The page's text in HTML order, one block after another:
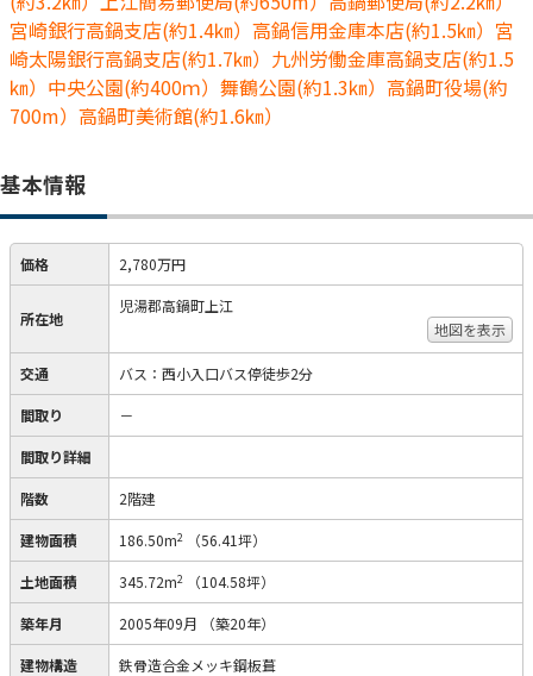
宮崎銀行高鍋支店(約1.4㎞）高鍋信用金庫本店(約1.5㎞）宮
崎太陽銀行高鍋支店(約1.7㎞）九州労働金庫高鍋支店(約1.5
㎞）中央公園(約400ｍ）舞鶴公園(約1.3㎞）高鍋町役場(約
700m）高鍋町美術館(約1.6㎞）
基本情報
価格 2,780万円
所在地
児湯郡高鍋町上江
地図を表示
交通 バス：西小入口バス停徒歩2分
間取り －
間取り詳細
階数 2階建
建物面積 186.50m2 （56.41坪）
土地面積 345.72m2 （104.58坪）
築年月 2005年09月 （築20年）
建物構造 鉄骨造合金メッキ鋼板葺